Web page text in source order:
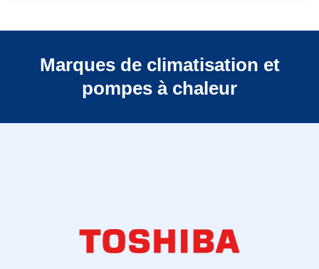
Marques de climatisation et
pompes à chaleur